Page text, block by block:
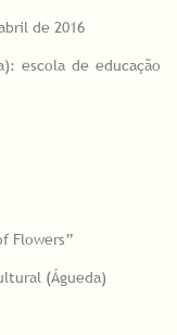
de 2016
escola de educação
Flowers”
(Águeda)